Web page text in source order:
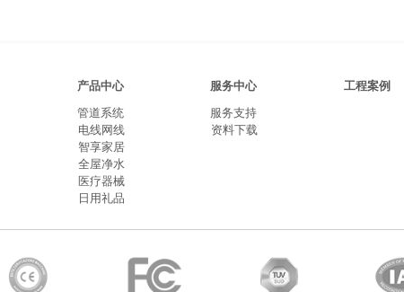
产品中心
管道系统
电线网线
智享家居
全屋净水
医疗器械
日用礼品
服务中心
服务支持
资料下载
工程案例